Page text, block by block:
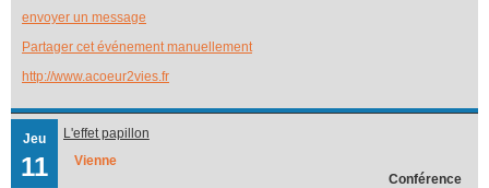
envoyer un message
Partager cet événement manuellement
http://www.acoeur2vies.fr
Jeu
11
L'effet papillon
Vienne
Conférence